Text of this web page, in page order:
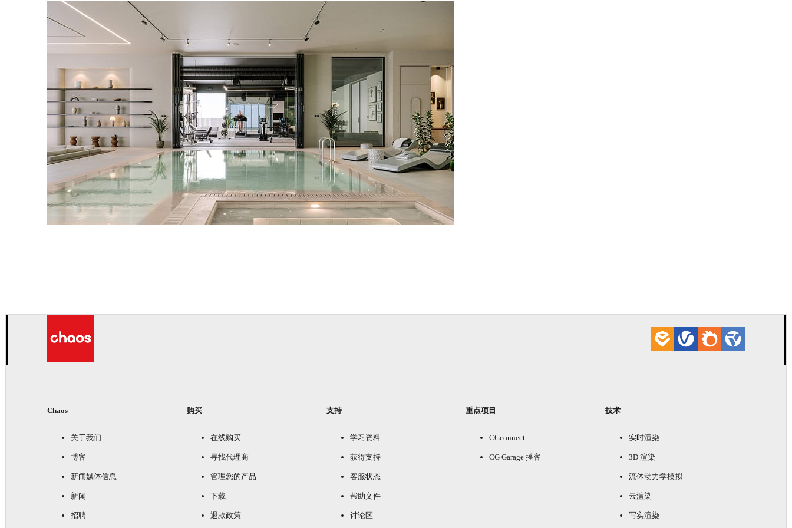
Chaos
关于我们
博客
新闻媒体信息
新闻
招聘
购买
在线购买
寻找代理商
管理您的产品
下载
退款政策
支持
学习资料
获得支持
客服状态
帮助文件
讨论区
重点项目
CGconnect
CG Garage 播客
技术
实时渲染
3D 渲染
流体动力学模拟
云渲染
写实渲染